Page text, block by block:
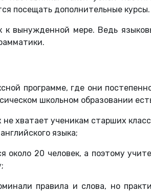
посещать дополнительные курсы.
вынужденной мере. Ведь
программе, где они
школьном образовании
хватает ученикам старших
языка;
20 человек, а поэтому
правила и слова, но